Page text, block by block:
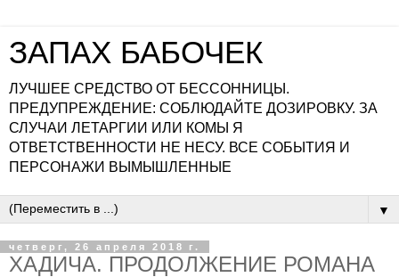
ЗАПАХ БАБОЧЕК
ЛУЧШЕЕ СРЕДСТВО ОТ БЕССОННИЦЫ.
ПРЕДУПРЕЖДЕНИЕ: СОБЛЮДАЙТЕ ДОЗИРОВКУ. ЗА
СЛУЧАИ ЛЕТАРГИИ ИЛИ КОМЫ Я
ОТВЕТСТВЕННОСТИ НЕ НЕСУ. ВСЕ СОБЫТИЯ И
ПЕРСОНАЖИ ВЫМЫШЛЕННЫЕ
▼
четверг, 26 апреля 2018 г.
ХАДИЧА. ПРОДОЛЖЕНИЕ РОМАНА